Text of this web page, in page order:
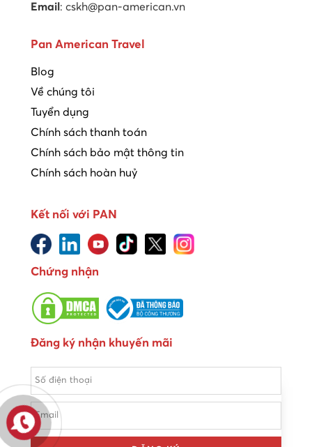
Email : cskh@pan-american.vn
Pan American Travel
Blog
Về chúng tôi
Tuyển dụng
Chính sách thanh toán
Chính sách bảo mật thông tin
Chính sách hoàn huỷ
Kết nối với PAN
Chứng nhận
Đăng ký nhận khuyến mãi